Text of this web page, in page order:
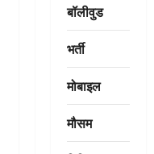
बॉलीवुड
भर्ती
मोबाइल
मौसम